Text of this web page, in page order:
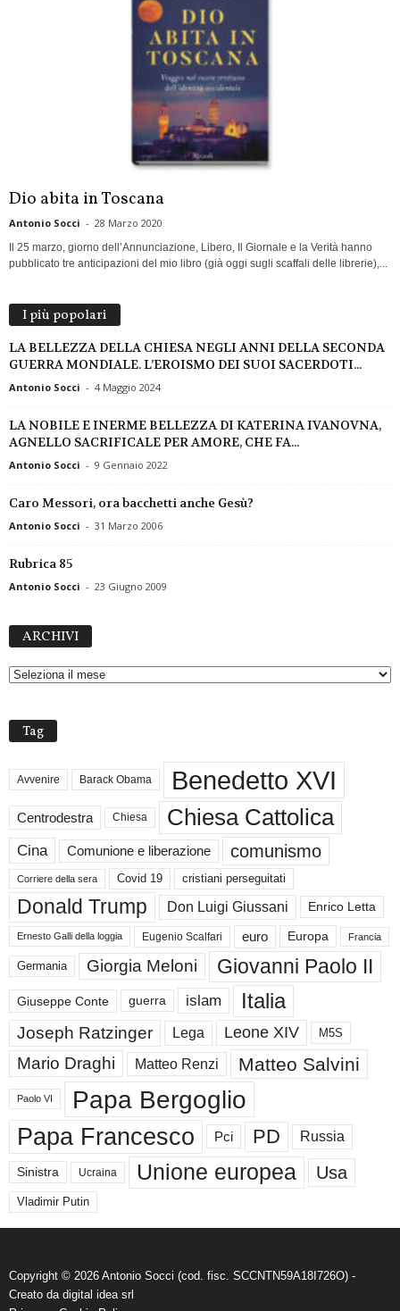
Dio abita in Toscana
Antonio Socci - 28 Marzo 2020
Il 25 marzo, giorno dell’Annunciazione, Libero, Il Giornale e la Verità hanno
pubblicato tre anticipazioni del mio libro (già oggi sugli scaffali delle librerie),...
I più popolari
LA BELLEZZA DELLA CHIESA NEGLI ANNI DELLA SECONDA
GUERRA MONDIALE. L’EROISMO DEI SUOI SACERDOTI...
Antonio Socci - 4 Maggio 2024
LA NOBILE E INERME BELLEZZA DI KATERINA IVANOVNA,
AGNELLO SACRIFICALE PER AMORE, CHE FA...
Antonio Socci - 9 Gennaio 2022
Caro Messori, ora bacchetti anche Gesù?
Antonio Socci - 31 Marzo 2006
Rubrica 85
Antonio Socci - 23 Giugno 2009
ARCHIVI
H
Tag
Avvenire Barack Obama Benedetto XVI
Centrodestra Chiesa Chiesa Cattolica
Cina Comunione e liberazione comunismo
Corriere della sera Covid 19 cristiani perseguitati
Donald Trump Don Luigi Giussani Enrico Letta
Ernesto Galli della loggia Eugenio Scalfari euro Europa Francia
Germania Giorgia Meloni Giovanni Paolo II
Giuseppe Conte guerra islam Italia
Joseph Ratzinger Lega Leone XIV M5S
Mario Draghi Matteo Renzi Matteo Salvini
Paolo VI Papa Bergoglio
Papa Francesco Pci PD Russia
Sinistra Ucraina Unione europea Usa
Vladimir Putin
Copyright © 2026 Antonio Socci (cod. fisc. SCCNTN59A18I726O) -
Creato da digital idea srl